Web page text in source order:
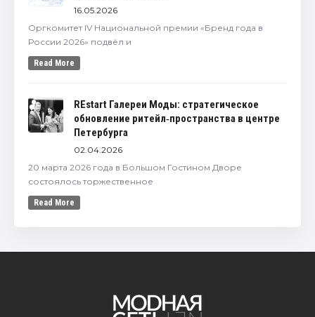
16.05.2026
Оргкомитет IV Национальной премии «Бренд года в
России 2026» подвёл и
Read More
REstart Галереи Моды: стратегическое
обновление ритейл‑пространства в центре
Петербурга
02.04.2026
20 марта 2026 года в Большом Гостином Дворе
состоялось торжественное
Read More